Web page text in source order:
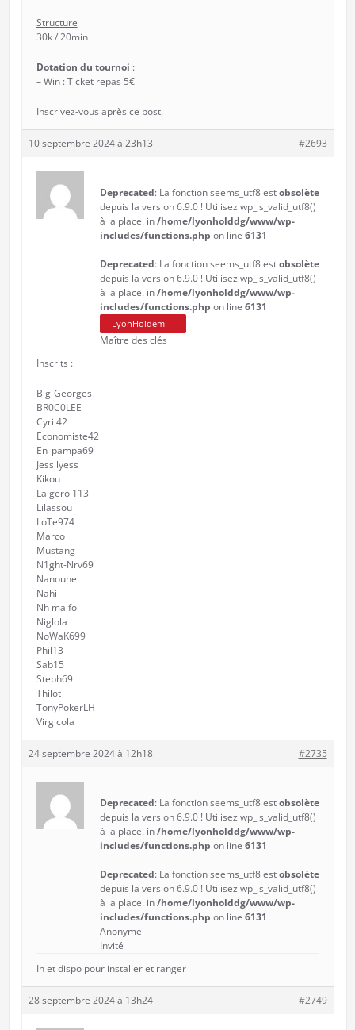
Structure
30k / 20min
Dotation du tournoi :
– Win : Ticket repas 5€
Inscrivez-vous après ce post.
10 septembre 2024 à 23h13 #2693
Deprecated: La fonction seems_utf8 estobsolète
depuis la version 6.9.0 ! Utilisez wp_is_valid_utf8()
à la place. in/home/lyonholddg/www/wp-
includes/functions.php on line 6131
Deprecated: La fonction seems_utf8 estobsolète
depuis la version 6.9.0 ! Utilisez wp_is_valid_utf8()
à la place. in/home/lyonholddg/www/wp-
includes/functions.php on line 6131
LyonHoldem
Maître des clés
Inscrits :
Big-Georges
BR0C0LEE
Cyril42
Economiste42
En_pampa69
Jessilyess
Kikou
Lalgeroi113
Lilassou
LoTe974
Marco
Mustang
N1ght-Nrv69
Nanoune
Nahi
Nh ma foi
Niglola
NoWaK699
Phil13
Sab15
Steph69
Thilot
TonyPokerLH
Virgicola
24 septembre 2024 à 12h18 #2735
Deprecated: La fonction seems_utf8 estobsolète
depuis la version 6.9.0 ! Utilisez wp_is_valid_utf8()
à la place. in/home/lyonholddg/www/wp-
includes/functions.php on line 6131
Deprecated: La fonction seems_utf8 estobsolète
depuis la version 6.9.0 ! Utilisez wp_is_valid_utf8()
à la place. in/home/lyonholddg/www/wp-
includes/functions.php on line 6131
Anonyme
Invité
In et dispo pour installer et ranger
28 septembre 2024 à 13h24 #2749